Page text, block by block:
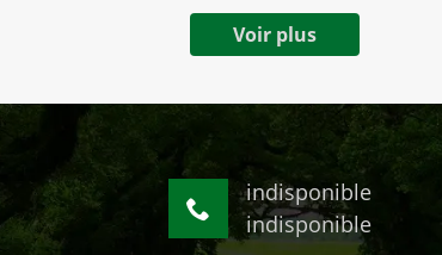
Voir plus
indisponible
indisponible